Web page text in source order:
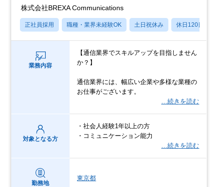
株式会社BREXA Communications
正社員採用 職種・業界未経験OK 土日祝休み 休日120日以上
業務内容
【通信業界でスキルアップを目指しません
か？】
通信業界には、幅広い企業や多様な業種の
お仕事がございます。
…続きを読む
対象となる方
・社会人経験1年以上の方
・コミュニケーション能力
…続きを読む
勤務地
東京都